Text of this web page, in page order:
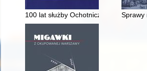
100 lat służby Ochotniczej StrażySprawy